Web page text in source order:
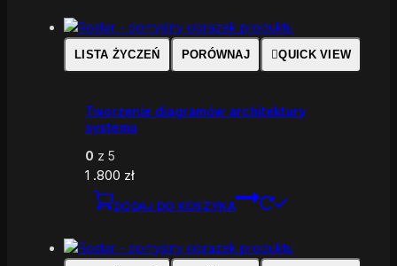
LISTA ŻYCZEŃ PORÓWNAJ QUICK VIEW
Tworzenie diagramów architektury
systemu
0 z 5
1 .800 zł
DODAJ DO KOSZYKA